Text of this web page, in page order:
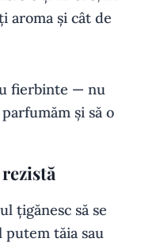
aroma și cât de
fierbinte — nu
și să o
țigănesc să se
putem tăia sau